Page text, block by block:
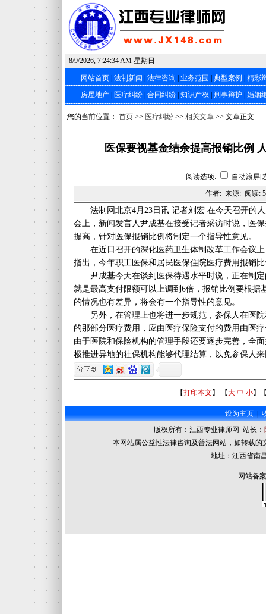
8/9/2026, 7:24:34 AM 星期日
网站首页 法制新闻 法律咨询 业务范围 典型案例
精彩
房屋地产
医疗纠纷 合同纠纷 知识产权 刑事辩护 婚姻
您的当前位置： 首页 >> 医疗纠纷 >> 相关文章 >> 文章正文
医保要视基金结余提高报销比例
阅读选项:
自动滚屏[
作者: 来源: 阅读:
法制网北京4月23日讯 记者刘宏 在今天召开的人
会上，新闻发言人尹成基在接受记者采访时说，医
提高，针对医保报销比例将制定一个指导性意见。
在近日召开的深化医药卫生体制改革工作会议上
指出，今年职工医保和居民医保住院医疗费用报销
尹成基今天在谈到医保待遇水平时说，正在制定
就是最高支付限额可以上调到6倍，报销比例要根据
的情况也有差异，将会有一个指导性的意见。
另外，在管理上也将进一步规范，参保人在医院
的那部分医疗费用，应由医疗保险支付的费用由医
由于医院和保险机构的管理手段还要逐步完善，全
极推进异地的社保机构能够代理结算，以免参保人
【打印本文 】 【大 中 小】
设为主页
版权所有：江西专业律师网 站长：
本网站属公益性法律咨询及普法网站，如转载
地址：江西省南
网站备